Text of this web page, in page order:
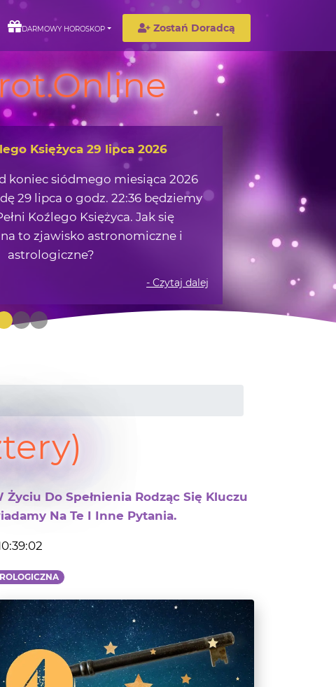
DARMOWY HOROSKOP Zostań Doradcą
wędrówka w okolicach Ziemi
możemy zaczerpnąć z obserwacji
na nocnym niebie?
- Czytaj dalej
Do Spełnienia Rodząc Się Kluczu
Na Te I Inne Pytania.